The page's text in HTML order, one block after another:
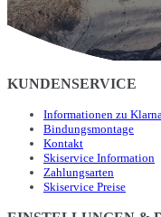
KUNDENSERVICE
Informationen zu
Bindungsmontage
Kontakt
Skiservice Information
Zahlungsarten
Skiservice Preise